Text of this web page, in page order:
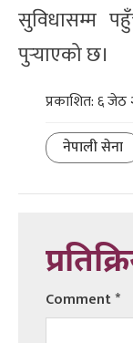
सुविधासम्म
पुर्‍याएको छ।
प्रकाशित: ६
नेपाली सेना
Comment*